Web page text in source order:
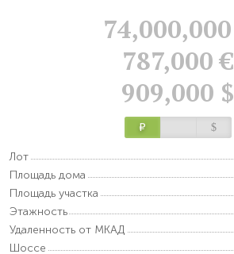
74,000,000
787,000 €
909,000 $
Р $
Лот
Площадь дома
Площадь участка
Этажность
Удаленность от МКАД
Шоссе